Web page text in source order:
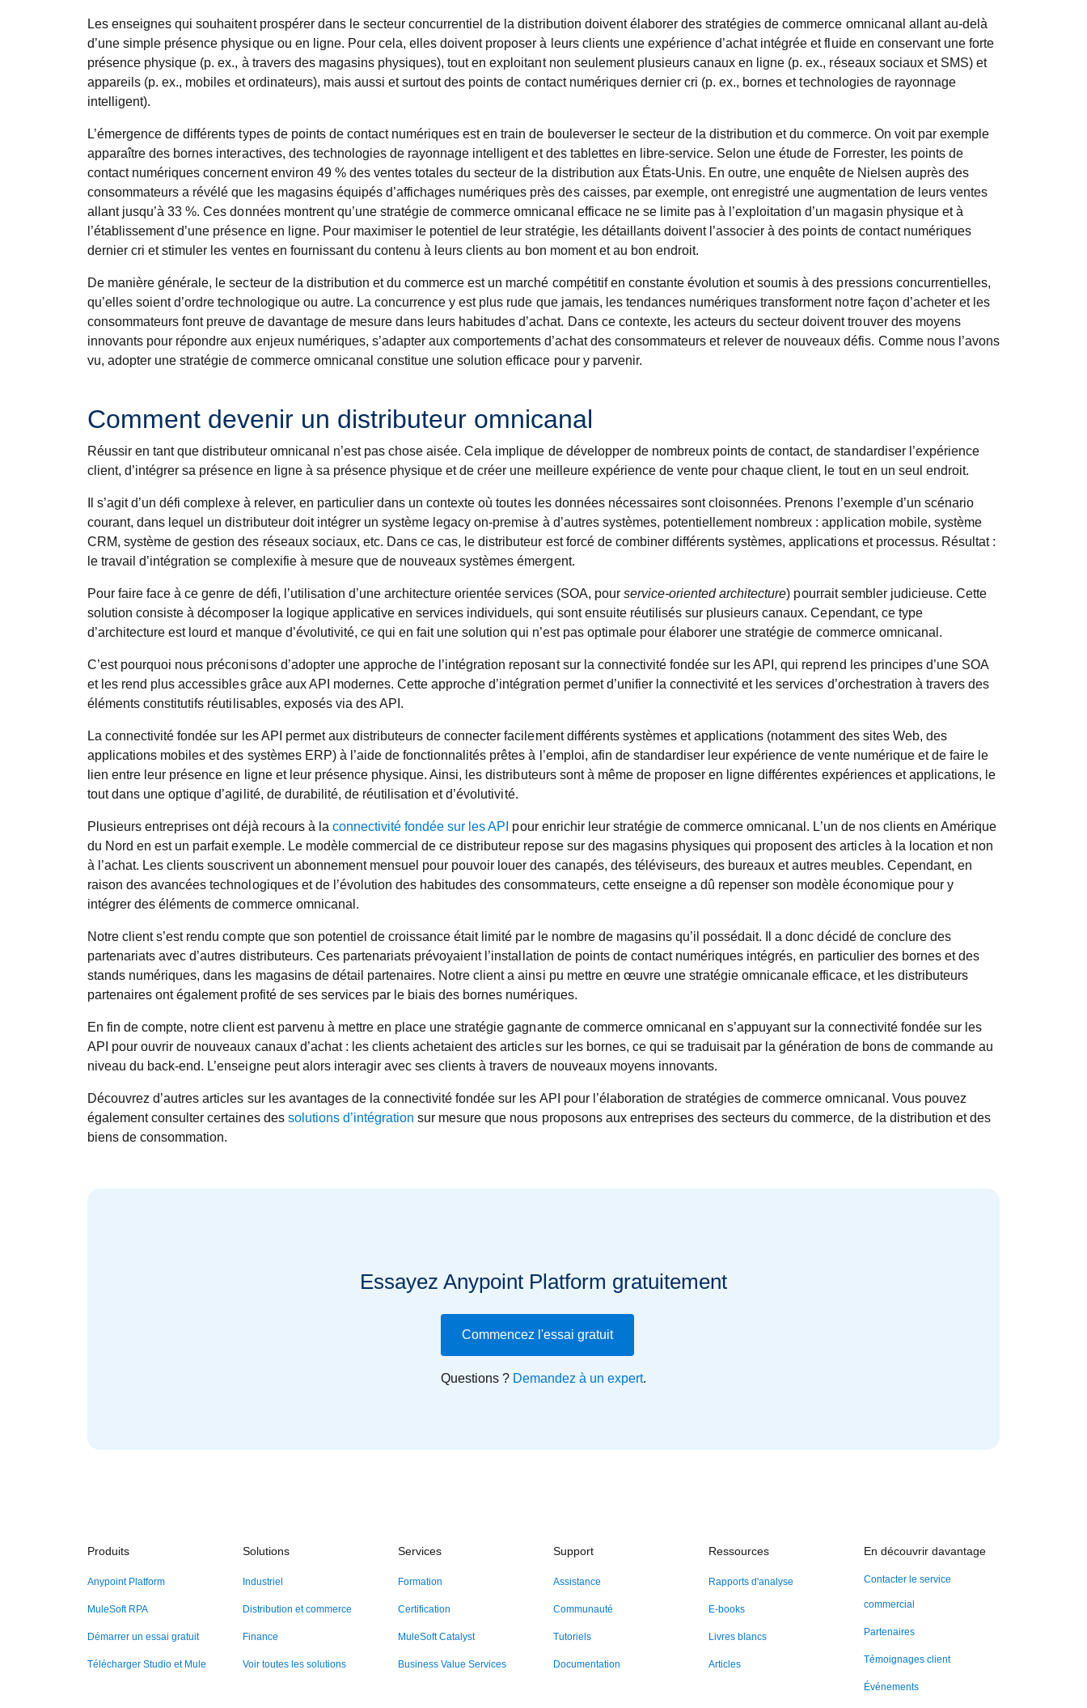
Les enseignes qui souhaitent prospérer dans le secteur concurrentiel de la distribution doivent élaborer des stratégies de commerce omnicanal allant au-delà
d’une simple présence physique ou en ligne. Pour cela, elles doivent proposer à leurs clients une expérience d’achat intégrée et fluide en conservant une forte
présence physique (p. ex., à travers des magasins physiques), tout en exploitant non seulement plusieurs canaux en ligne (p. ex., réseaux sociaux et SMS) et
appareils (p. ex., mobiles et ordinateurs), mais aussi et surtout des points de contact numériques dernier cri (p. ex., bornes et technologies de rayonnage
intelligent).
L’émergence de différents types de points de contact numériques est en train de bouleverser le secteur de la distribution et du commerce. On voit par exemple
apparaître des bornes interactives, des technologies de rayonnage intelligent et des tablettes en libre-service. Selon une étude de Forrester, les points de
contact numériques concernent environ 49 % des ventes totales du secteur de la distribution aux États-Unis. En outre, une enquête de Nielsen auprès des
consommateurs a révélé que les magasins équipés d’affichages numériques près des caisses, par exemple, ont enregistré une augmentation de leurs ventes
allant jusqu’à 33 %. Ces données montrent qu’une stratégie de commerce omnicanal efficace ne se limite pas à l’exploitation d’un magasin physique et à
l’établissement d’une présence en ligne. Pour maximiser le potentiel de leur stratégie, les détaillants doivent l’associer à des points de contact numériques
dernier cri et stimuler les ventes en fournissant du contenu à leurs clients au bon moment et au bon endroit.
De manière générale, le secteur de la distribution et du commerce est un marché compétitif en constante évolution et soumis à des pressions concurrentielles,
qu’elles soient d’ordre technologique ou autre. La concurrence y est plus rude que jamais, les tendances numériques transforment notre façon d’acheter et les
consommateurs font preuve de davantage de mesure dans leurs habitudes d’achat. Dans ce contexte, les acteurs du secteur doivent trouver des moyens
innovants pour répondre aux enjeux numériques, s’adapter aux comportements d’achat des consommateurs et relever de nouveaux défis. Comme nous l’avons
vu, adopter une stratégie de commerce omnicanal constitue une solution efficace pour y parvenir.
Comment devenir un distributeur omnicanal
Réussir en tant que distributeur omnicanal n’est pas chose aisée. Cela implique de développer de nombreux points de contact, de standardiser l’expérience
client, d’intégrer sa présence en ligne à sa présence physique et de créer une meilleure expérience de vente pour chaque client, le tout en un seul endroit.
Il s’agit d’un défi complexe à relever, en particulier dans un contexte où toutes les données nécessaires sont cloisonnées. Prenons l’exemple d’un scénario
courant, dans lequel un distributeur doit intégrer un système legacy on-premise à d’autres systèmes, potentiellement nombreux : application mobile, système
CRM, système de gestion des réseaux sociaux, etc. Dans ce cas, le distributeur est forcé de combiner différents systèmes, applications et processus. Résultat :
le travail d’intégration se complexifie à mesure que de nouveaux systèmes émergent.
Pour faire face à ce genre de défi, l’utilisation d’une architecture orientée services (SOA, pour service-oriented architecture) pourrait sembler judicieuse. Cette
solution consiste à décomposer la logique applicative en services individuels, qui sont ensuite réutilisés sur plusieurs canaux. Cependant, ce type
d’architecture est lourd et manque d’évolutivité, ce qui en fait une solution qui n’est pas optimale pour élaborer une stratégie de commerce omnicanal.
C’est pourquoi nous préconisons d’adopter une approche de l’intégration reposant sur la connectivité fondée sur les API, qui reprend les principes d’une SOA
et les rend plus accessibles grâce aux API modernes. Cette approche d’intégration permet d’unifier la connectivité et les services d’orchestration à travers des
éléments constitutifs réutilisables, exposés via des API.
La connectivité fondée sur les API permet aux distributeurs de connecter facilement différents systèmes et applications (notamment des sites Web, des
applications mobiles et des systèmes ERP) à l’aide de fonctionnalités prêtes à l’emploi, afin de standardiser leur expérience de vente numérique et de faire le
lien entre leur présence en ligne et leur présence physique. Ainsi, les distributeurs sont à même de proposer en ligne différentes expériences et applications, le
tout dans une optique d’agilité, de durabilité, de réutilisation et d’évolutivité.
Plusieurs entreprises ont déjà recours à la connectivité fondée sur les API pour enrichir leur stratégie de commerce omnicanal. L’un de nos clients en Amérique
du Nord en est un parfait exemple. Le modèle commercial de ce distributeur repose sur des magasins physiques qui proposent des articles à la location et non
à l’achat. Les clients souscrivent un abonnement mensuel pour pouvoir louer des canapés, des téléviseurs, des bureaux et autres meubles. Cependant, en
raison des avancées technologiques et de l’évolution des habitudes des consommateurs, cette enseigne a dû repenser son modèle économique pour y
intégrer des éléments de commerce omnicanal.
Notre client s’est rendu compte que son potentiel de croissance était limité par le nombre de magasins qu’il possédait. Il a donc décidé de conclure des
partenariats avec d’autres distributeurs. Ces partenariats prévoyaient l’installation de points de contact numériques intégrés, en particulier des bornes et des
stands numériques, dans les magasins de détail partenaires. Notre client a ainsi pu mettre en œuvre une stratégie omnicanale efficace, et les distributeurs
partenaires ont également profité de ses services par le biais des bornes numériques.
En fin de compte, notre client est parvenu à mettre en place une stratégie gagnante de commerce omnicanal en s’appuyant sur la connectivité fondée sur les
API pour ouvrir de nouveaux canaux d’achat : les clients achetaient des articles sur les bornes, ce qui se traduisait par la génération de bons de commande au
niveau du back-end. L’enseigne peut alors interagir avec ses clients à travers de nouveaux moyens innovants.
Découvrez d’autres articles sur les avantages de la connectivité fondée sur les API pour l’élaboration de stratégies de commerce omnicanal. Vous pouvez
également consulter certaines des solutions d’intégration sur mesure que nous proposons aux entreprises des secteurs du commerce, de la distribution et des
biens de consommation.
Essayez Anypoint Platform gratuitement
Commencez l'essai gratuit
Questions ? Demandez à un expert.
Produits
Anypoint Platform
MuleSoft RPA
Démarrer un essai gratuit
Télécharger Studio et Mule
Solutions
Industriel
Distribution et commerce
Finance
Voir toutes les solutions
Services
Formation
Certification
MuleSoft Catalyst
Business Value Services
Support
Assistance
Communauté
Tutoriels
Documentation
Ressources
Rapports d'analyse
E-books
Livres blancs
Articles
En découvrir davantage
Contacter le service
commercial
Partenaires
Témoignages client
Événements